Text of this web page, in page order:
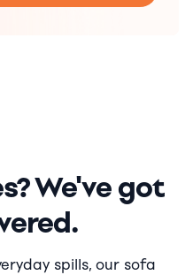
We've got
spills, our sofa